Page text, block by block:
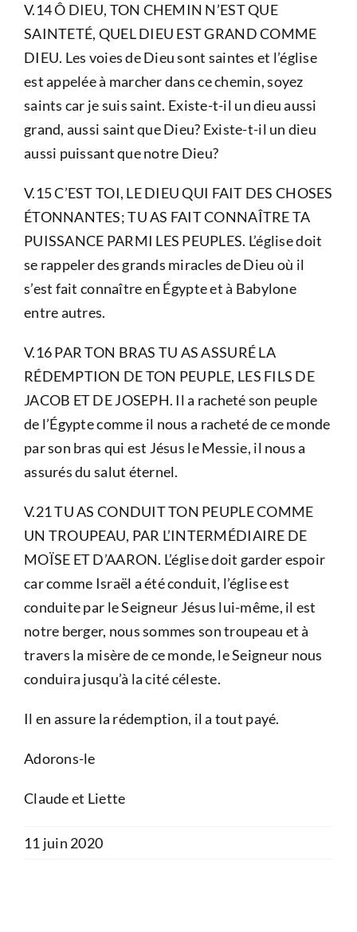
V.14 Ô DIEU, TON CHEMIN N’EST QUE
SAINTETÉ, QUEL DIEU EST GRAND COMME
DIEU. Les voies de Dieu sont saintes et l’église
est appelée à marcher dans ce chemin, soyez
saints car je suis saint. Existe-t-il un dieu aussi
grand, aussi saint que Dieu? Existe-t-il un dieu
aussi puissant que notre Dieu?
V.15 C’EST TOI, LE DIEU QUI FAIT DES CHOSES
ÉTONNANTES; TU AS FAIT CONNAÎTRE TA
PUISSANCE PARMI LES PEUPLES. L’église doit
se rappeler des grands miracles de Dieu où il
s’est fait connaître en Égypte et à Babylone
entre autres.
V.16 PAR TON BRAS TU AS ASSURÉ LA
RÉDEMPTION DE TON PEUPLE, LES FILS DE
JACOB ET DE JOSEPH. Il a racheté son peuple
de l’Égypte comme il nous a racheté de ce monde
par son bras qui est Jésus le Messie, il nous a
assurés du salut éternel.
V.21 TU AS CONDUIT TON PEUPLE COMME
UN TROUPEAU, PAR L’INTERMÉDIAIRE DE
MOÏSE ET D’AARON. L’église doit garder espoir
car comme Israël a été conduit, l’église est
conduite par le Seigneur Jésus lui-même, il est
notre berger, nous sommes son troupeau et à
travers la misère de ce monde, le Seigneur nous
conduira jusqu’à la cité céleste.
Il en assure la rédemption, il a tout payé.
Adorons-le
Claude et Liette
11 juin 2020